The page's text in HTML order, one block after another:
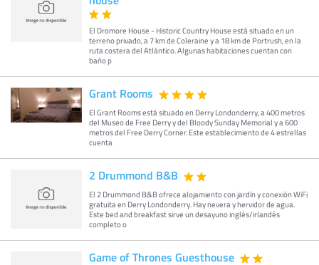
El Dromore House - Historic Country House está situado en un
terreno privado, a 7 km de Coleraine y a 18 km de Portrush, en la
ruta costera del Atlántico. Algunas habitaciones cuentan con
baño p
Grant Rooms
El Grant Rooms está situado en Derry Londonderry, a 400 metros
del Museo de Free Derry y del Bloody Sunday Memorial y a 600
metros del Free Derry Corner. Este establecimiento de 4 estrellas
cuenta
2 Drummond B&B
El 2 Drummond B&B ofrece alojamiento con jardín y conexión WiFi
gratuita en Derry Londonderry. Hay nevera y hervidor de agua.
Este bed and breakfast sirve un desayuno inglés/irlandés
completo o
Game of Thrones Guesthouse